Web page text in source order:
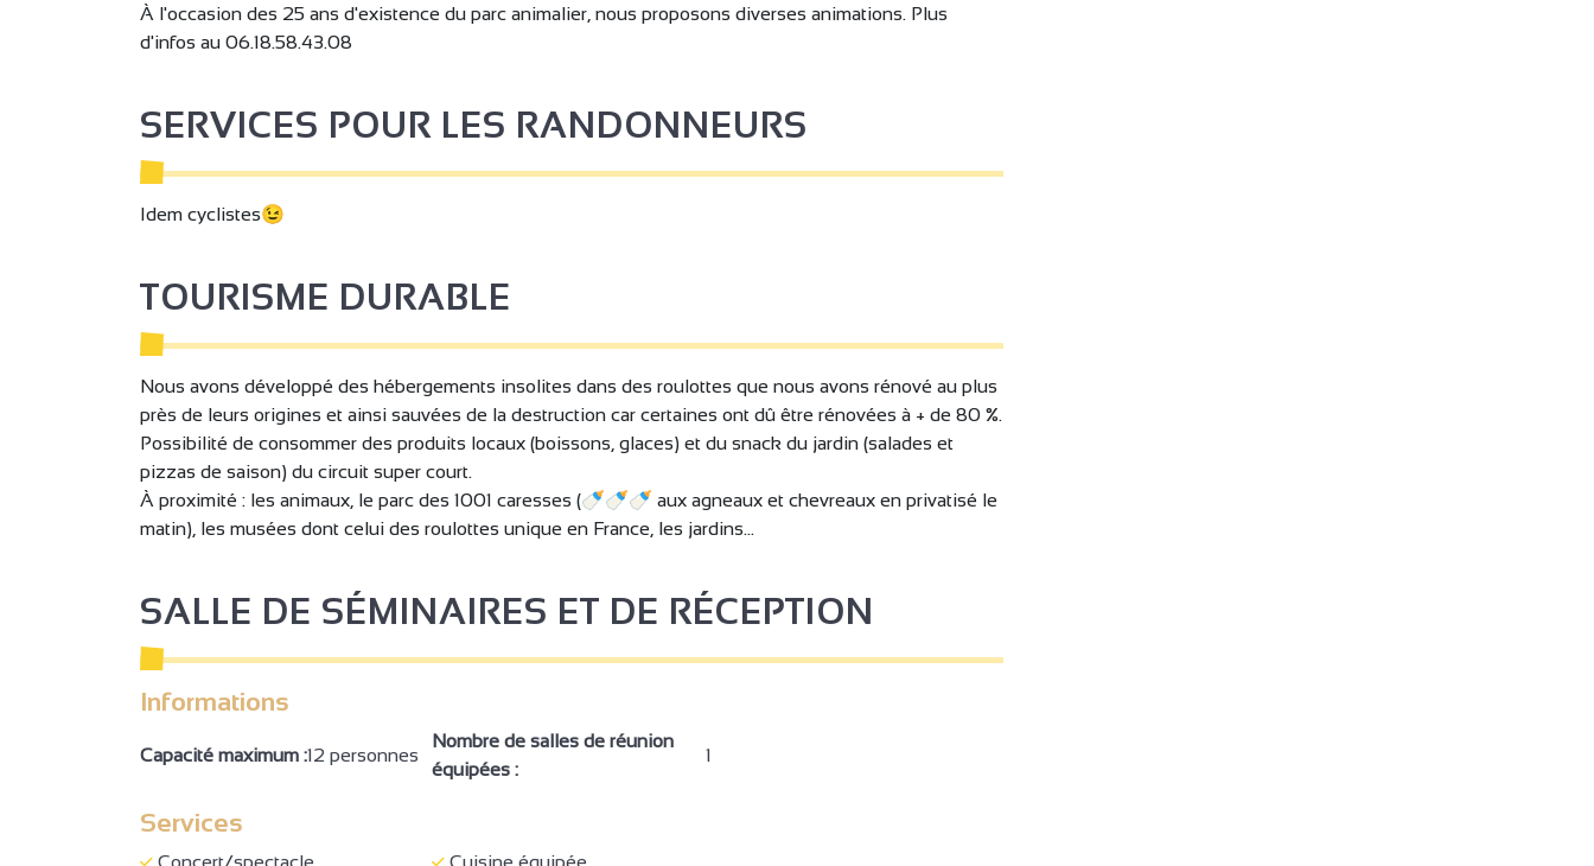
À l'occasion des 25 ans d'existence du parc animalier, nous proposons diverses animations. Plus
d'infos au 06.18.58.43.08
SERVICES POUR LES RANDONNEURS
Idem cyclistes😉
TOURISME DURABLE
Nous avons développé des hébergements insolites dans des roulottes que nous avons rénové au plus
près de leurs origines et ainsi sauvées de la destruction car certaines ont dû être rénovées à + de 80 %.
Possibilité de consommer des produits locaux (boissons, glaces) et du snack du jardin (salades et
pizzas de saison) du circuit super court.
À proximité : les animaux, le parc des 1001 caresses (🍼🍼🍼 aux agneaux et chevreaux en privatisé le
matin), les musées dont celui des roulottes unique en France, les jardins...
SALLE DE SÉMINAIRES ET DE RÉCEPTION
Informations
Capacité maximum :12 personnes
Nombre de salles de réunion
équipées :
1
Services
2